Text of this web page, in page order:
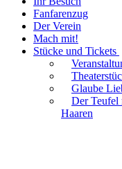
Fanfarenzug
Der Verein
Mach mit!
Stücke und Tickets
Glaube
Der Teufel
Haaren